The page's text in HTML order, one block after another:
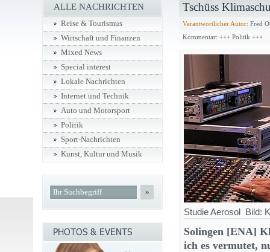
Tschüss
Verantwortlicher Autor: Fred
Kommentar: +++ Politik +++
Studie Aerosol Bild:
Solingen [ENA]
ich es vermutet,
ALLE NACHRICHTEN
Reise & Tourismus
Wirtschaft und Finanzen
Mixed News
Special interest
Lokale Nachrichten
Internet und Technik
Auto und Motorsport
Politik
Sport-Nachrichten
Kunst, Kultur und Musik
»